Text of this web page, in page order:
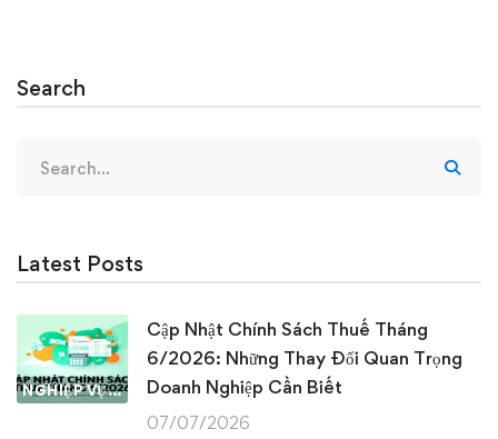
Search
for:
Latest Posts
NGHIỆP VỤ KẾ TOÁN & THUẾ
Cập Nhật Chính Sách Thuế Tháng
6/2026: Những Thay Đổi Quan Trọng
Doanh Nghiệp Cần Biết
07/07/2026